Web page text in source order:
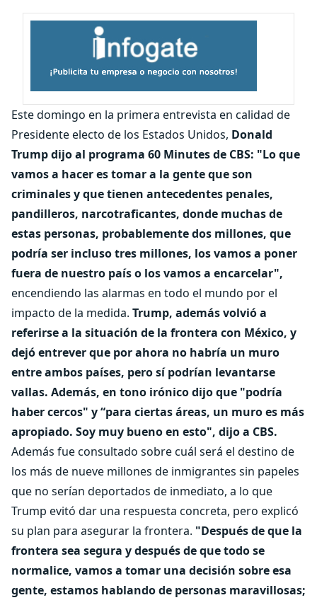
Este domingo en la primera entrevista en calidad de
Presidente electo de los Estados Unidos, Donald
Trump dijo al programa 60 Minutes de CBS: "Lo que
vamos a hacer es tomar a la gente que son
criminales y que tienen antecedentes penales,
pandilleros, narcotraficantes, donde muchas de
estas personas, probablemente dos millones, que
podría ser incluso tres millones, los vamos a poner
fuera de nuestro país o los vamos a encarcelar",
encendiendo las alarmas en todo el mundo por el
impacto de la medida. Trump, además volvió a
referirse a la situación de la frontera con México, y
dejó entrever que por ahora no habría un muro
entre ambos países, pero sí podrían levantarse
vallas. Además, en tono irónico dijo que "podría
haber cercos" y “para ciertas áreas, un muro es más
apropiado. Soy muy bueno en esto", dijo a CBS.
Además fue consultado sobre cuál será el destino de
los más de nueve millones de inmigrantes sin papeles
que no serían deportados de inmediato, a lo que
Trump evitó dar una respuesta concreta, pero explicó
su plan para asegurar la frontera. "Después de que la
frontera sea segura y después de que todo se
normalice, vamos a tomar una decisión sobre esa
gente, estamos hablando de personas maravillosas;